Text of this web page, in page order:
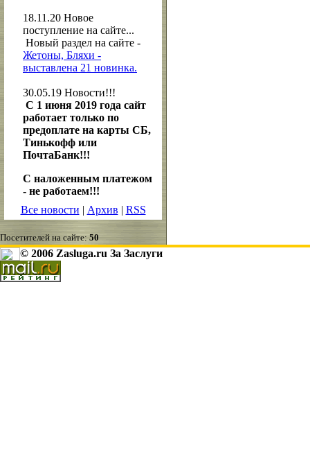
18.11.20 Новое
поступление на сайте...
Новый раздел на сайте -
Жетоны, Бляхи -
выставлена 21 новинка.
30.05.19 Новости!!!
С 1 июня 2019 года сайт
работает только по
предоплате на карты СБ,
Тинькофф или
ПочтаБанк!!!
С наложенным платежом
- не работаем!!!
Все новости | Архив | RSS
Посетителей на сайте:50
© 2006 Zasluga.ru За Заслуги